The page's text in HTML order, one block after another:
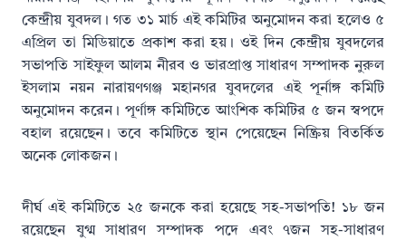
কেন্দ্রীয় যুবদল। গত ৩১ মার্চ এই কমিটির অনুমোদন করা হলেও ৫
এপ্রিল তা মিডিয়াতে প্রকাশ করা হয়। ওই দিন কেন্দ্রীয় যুবদলের
সভাপতি সাইফুল আলম নীরব ও ভারপ্রাপ্ত সাধারণ সম্পাদক নুরুল
ইসলাম নয়ন নারায়ণগঞ্জ মহানগর যুবদলের এই পূর্নাঙ্গ কমিটি
অনুমোদন করেন। পূর্ণাঙ্গ কমিটিতে আংশিক কমিটির ৫ জন স্বপদে
বহাল রয়েছেন। তবে কমিটিতে স্থান পেয়েছেন নিষ্ক্রিয় বিতর্কিত
অনেক লোকজন।
দীর্ঘ এই কমিটিতে ২৫ জনকে করা হয়েছে সহ-সভাপতি! ১৮ জন
রয়েছেন যুগ্ম সাধারণ সম্পাদক পদে এবং ৭জন সহ-সাধারণ